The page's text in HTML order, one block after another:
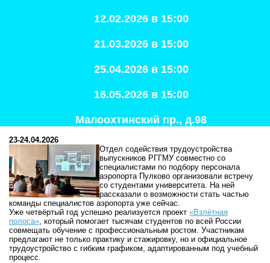
23-24.04.2026
Отдел содействия трудоустройства
выпускников РГГМУ совместно со
специалистами по подбору персонала
аэропорта Пулково организовали встречу
со студентами университета. На ней
рассказали о возможности стать частью
команды специалистов аэропорта уже сейчас.
Уже четвёртый год успешно реализуется проект «Взлётная
полоса», который помогает тысячам студентов по всей России
совмещать обучение с профессиональным ростом. Участникам
предлагают не только практику и стажировку, но и официальное
трудоустройство с гибким графиком, адаптированным под учебный
процесс.
12.02.2026 в 15:00
21.03.2026 в 15:00
25.04.2026 в 15:00
16.05.2026 в 15:00
Малоохтинский пр., д.98